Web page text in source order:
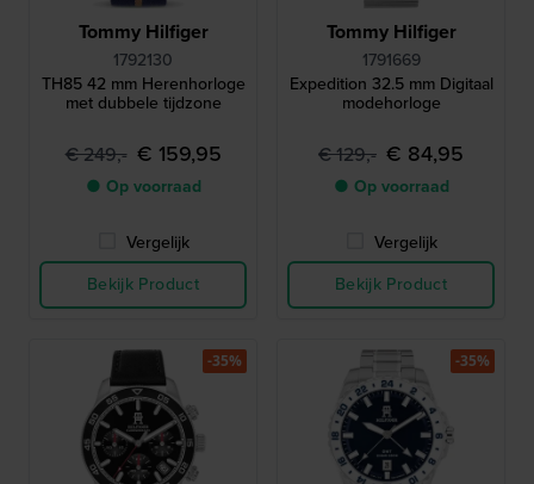
Tommy Hilfiger
1792130
TH85 42 mm Herenhorloge
met dubbele tijdzone
€ 249,- € 159,95
● Op voorraad
Vergelijk
Bekijk Product
Tommy Hilfiger
1791669
Expedition 32.5 mm Digitaal
modehorloge
€ 129,- € 84,95
● Op voorraad
Vergelijk
Bekijk Product
-35% -35%